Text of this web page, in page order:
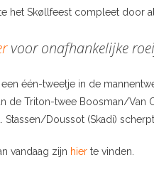
het Skøllfeest compleet door
voor onafhankelijke
één-tweetje in de
de Triton-twee Boosman/Van
Stassen/Doussot (Skadi)
vandaag zijn hier te vinden.